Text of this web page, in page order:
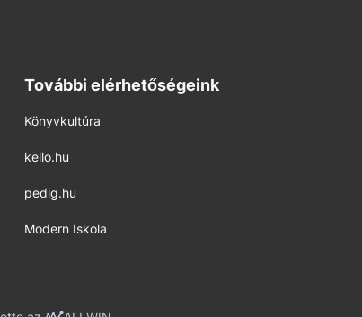
További elérhetőségeink
Könyvkultúra
kello.hu
pedig.hu
Modern Iskola